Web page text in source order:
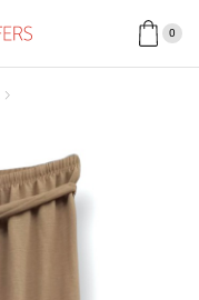
0